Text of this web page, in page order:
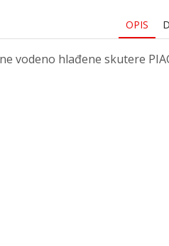
OPIS
vodeno hlađene skutere